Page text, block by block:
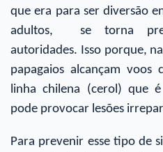
que era para ser diversão
adultos, se torna
autoridades. Isso porque,
papagaios alcançam
linha chilena (cerol) que
pode provocar lesões
Para prevenir esse tipo de